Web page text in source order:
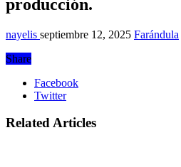
producción.
nayelis septiembre 12, 2025 Farándula
Share
Facebook
Twitter
Related Articles